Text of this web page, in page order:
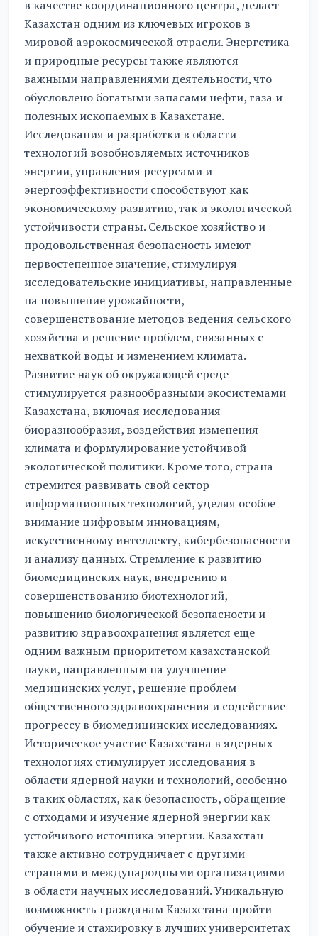
в качестве координационного центра, делает
Казахстан одним из ключевых игроков в
мировой аэрокосмической отрасли. Энергетика
и природные ресурсы также являются
важными направлениями деятельности, что
обусловлено богатыми запасами нефти, газа и
полезных ископаемых в Казахстане.
Исследования и разработки в области
технологий возобновляемых источников
энергии, управления ресурсами и
энергоэффективности способствуют как
экономическому развитию, так и экологической
устойчивости страны. Сельское хозяйство и
продовольственная безопасность имеют
первостепенное значение, стимулируя
исследовательские инициативы, направленные
на повышение урожайности,
совершенствование методов ведения сельского
хозяйства и решение проблем, связанных с
нехваткой воды и изменением климата.
Развитие наук об окружающей среде
стимулируется разнообразными экосистемами
Казахстана, включая исследования
биоразнообразия, воздействия изменения
климата и формулирование устойчивой
экологической политики. Кроме того, страна
стремится развивать свой сектор
информационных технологий, уделяя особое
внимание цифровым инновациям,
искусственному интеллекту, кибербезопасности
и анализу данных. Стремление к развитию
биомедицинских наук, внедрению и
совершенствованию биотехнологий,
повышению биологической безопасности и
развитию здравоохранения является еще
одним важным приоритетом казахстанской
науки, направленным на улучшение
медицинских услуг, решение проблем
общественного здравоохранения и содействие
прогрессу в биомедицинских исследованиях.
Историческое участие Казахстана в ядерных
технологиях стимулирует исследования в
области ядерной науки и технологий, особенно
в таких областях, как безопасность, обращение
с отходами и изучение ядерной энергии как
устойчивого источника энергии. Казахстан
также активно сотрудничает с другими
странами и международными организациями
в области научных исследований. Уникальную
возможность гражданам Казахстана пройти
обучение и стажировку в лучших университетах